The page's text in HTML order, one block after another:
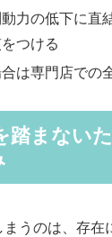
力の低下に直
つける
は専門店での
踏まない
うのは、存在